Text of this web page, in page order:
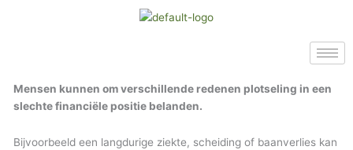
Mensen kunnen om verschillende redenen plotseling in een
slechte financiële positie belanden.
Bijvoorbeeld een langdurige ziekte, scheiding of baanverlies kan